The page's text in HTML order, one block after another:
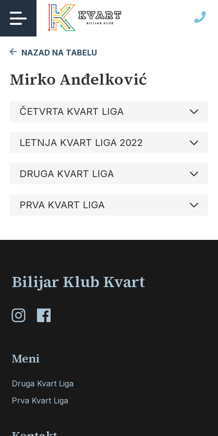
content
NAZAD NA TABELU
Mirko Anđelković
ČETVRTA KVART LIGA
LETNJA KVART LIGA 2022
DRUGA KVART LIGA
PRVA KVART LIGA
Bilijar Klub Kvart
Meni
Druga Kvart Liga
Prva Kvart Liga